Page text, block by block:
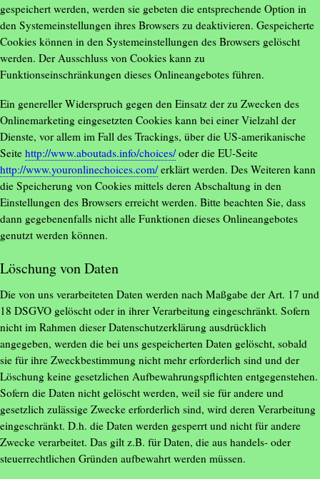
gespeichert werden, werden sie gebeten die entsprechende Option in
den Systemeinstellungen ihres Browsers zu deaktivieren. Gespeicherte
Cookies können in den Systemeinstellungen des Browsers gelöscht
werden. Der Ausschluss von Cookies kann zu
Funktionseinschränkungen dieses Onlineangebotes führen.
Ein genereller Widerspruch gegen den Einsatz der zu Zwecken des
Onlinemarketing eingesetzten Cookies kann bei einer Vielzahl der
Dienste, vor allem im Fall des Trackings, über die US-amerikanische
Seite http://www.aboutads.info/choices/oder die EU-Seite
http://www.youronlinechoices.com/erklärt werden. Des Weiteren kann
die Speicherung von Cookies mittels deren Abschaltung in den
Einstellungen des Browsers erreicht werden. Bitte beachten Sie, dass
dann gegebenenfalls nicht alle Funktionen dieses Onlineangebotes
genutzt werden können.
Löschung von Daten
Die von uns verarbeiteten Daten werden nach Maßgabe der Art. 17 und
18 DSGVO gelöscht oder in ihrer Verarbeitung eingeschränkt. Sofern
nicht im Rahmen dieser Datenschutzerklärung ausdrücklich
angegeben, werden die bei uns gespeicherten Daten gelöscht, sobald
sie für ihre Zweckbestimmung nicht mehr erforderlich sind und der
Löschung keine gesetzlichen Aufbewahrungspflichten entgegenstehen.
Sofern die Daten nicht gelöscht werden, weil sie für andere und
gesetzlich zulässige Zwecke erforderlich sind, wird deren Verarbeitung
eingeschränkt. D.h. die Daten werden gesperrt und nicht für andere
Zwecke verarbeitet. Das gilt z.B. für Daten, die aus handels- oder
steuerrechtlichen Gründen aufbewahrt werden müssen.